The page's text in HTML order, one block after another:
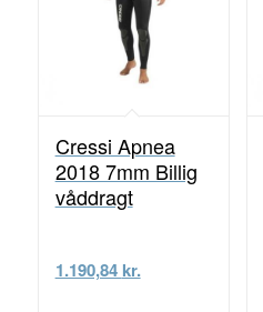
Cressi Apnea
2018 7mm Billig
våddragt
1.190,84 kr.